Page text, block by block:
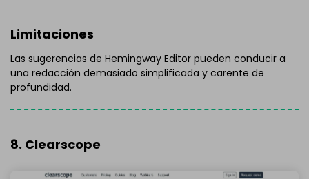
Limitaciones
Las sugerencias de Hemingway Editor pueden conducir a
una redacción demasiado simplificada y carente de
profundidad.
8. Clearscope